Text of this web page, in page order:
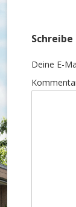
Deine E-